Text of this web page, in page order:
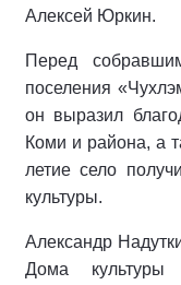
Алексей Юркин.
Перед
поселения
он выразил
Коми и района, а
летие село
культуры.
Александр
Дома культуры